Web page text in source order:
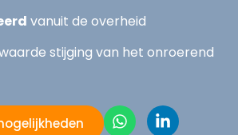
vanuit de overheid
stijging van het onroerend